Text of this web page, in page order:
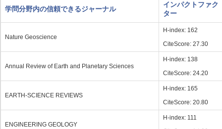
学問分野内の信頼できるジャーナル
インパクトファク
ター
Nature Geoscience
H-index: 162
CiteScore: 27.30
Annual Review of Earth and Planetary Sciences
H-index: 138
CiteScore: 24.20
EARTH-SCIENCE REVIEWS
H-index: 165
CiteScore: 20.80
ENGINEERING GEOLOGY
H-index: 111